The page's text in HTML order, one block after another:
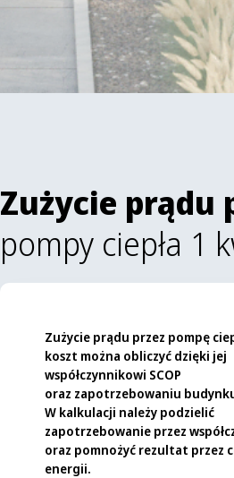
Zużycie prądu
pompy ciepła 1
Zużycie prądu przez pompę
koszt można obliczyć dzięki jej
współczynnikowi SCOP
oraz zapotrzebowaniu
W kalkulacji należy podzielić
zapotrzebowanie przez
oraz pomnożyć rezultat przez
energii.